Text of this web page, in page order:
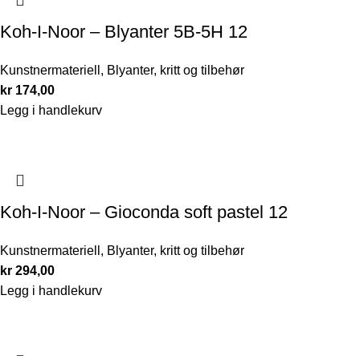
Koh-I-Noor – Blyanter 5B-5H 12
Kunstnermateriell , Blyanter, kritt og tilbehør
kr 174,00
Legg i handlekurv
Koh-I-Noor – Gioconda soft pastel 12
Kunstnermateriell , Blyanter, kritt og tilbehør
kr 294,00
Legg i handlekurv